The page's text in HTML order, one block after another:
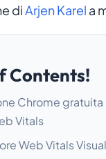
diArjen Karel a
Contents!
Chrome
Vitals
Web Vitals